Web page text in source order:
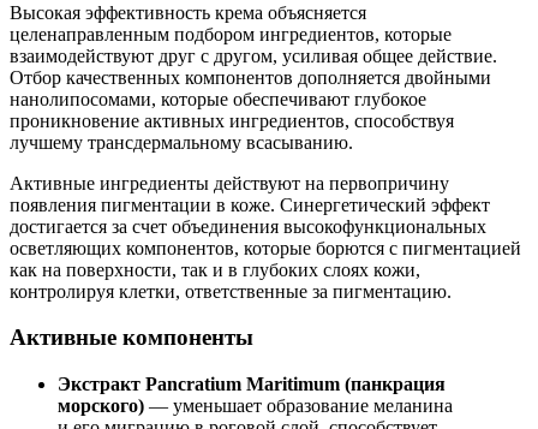
Высокая эффективность крема объясняется
целенаправленным подбором ингредиентов, которые
взаимодействуют друг с другом, усиливая общее действие.
Отбор качественных компонентов дополняется двойными
нанолипосомами, которые обеспечивают глубокое
проникновение активных ингредиентов, способствуя
лучшему трансдермальному всасыванию.
Активные ингредиенты действуют на первопричину
появления пигментации в коже. Синергетический эффект
достигается за счет объединения высокофункциональных
осветляющих компонентов, которые борются с пигментацией
как на поверхности, так и в глубоких слоях кожи,
контролируя клетки, ответственные за пигментацию.
Активные компоненты
Экстракт Pancratium Maritimum (панкрация
морского) — уменьшает образование меланина